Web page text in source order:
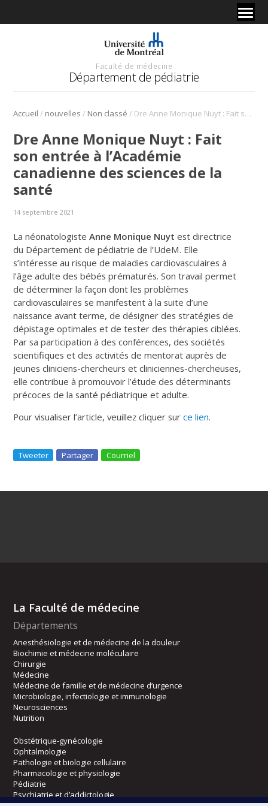
Faculté de médecine
Département de pédiatrie
Accueil / nouvelles / Non classé / Dre Anne Monique Nuyt : Fait son entrée à l’Académie canadienne des sciences de la santé
Dre Anne Monique Nuyt : Fait
son entrée à l’Académie
canadienne des sciences de la
santé
14 septembre 2021
La néonatologiste Anne Monique Nuyt est directrice
du Département de pédiatrie de l’UdeM. Elle
s’intéresse au risque de maladies cardiovasculaires à
l’âge adulte des bébés prématurés. Son travail permet
de déterminer la façon dont les problèmes
cardiovasculaires se manifestent à la suite d’une
naissance avant terme, de désigner des stratégies de
dépistage optimales et de tester des thérapies ciblées.
Par sa participation à des conférences, des sociétés
scientifiques et des activités de mentorat auprès de
jeunes cliniciens-chercheurs et cliniciennes-chercheuses,
elle contribue à promouvoir l’étude des déterminants
précoces de la santé pédiatrique et adulte.
Pour visualiser l’article, veuillez cliquer surce lien.
Tweeter Partager Courriel
La Faculté de médecine
Départements
Anesthésiologie et de médecine de la douleur
Biochimie et médecine moléculaire
Chirurgie
Médecine
Médecine de famille et de médecine d’urgence
Microbiologie, infectiologie et immunologie
Neurosciences
Nutrition
Obstétrique-gynécologie
Ophtalmologie
Pathologie et biologie cellulaire
Pharmacologie et physiologie
Pédiatrie
Psychiatrie et d’addictologie